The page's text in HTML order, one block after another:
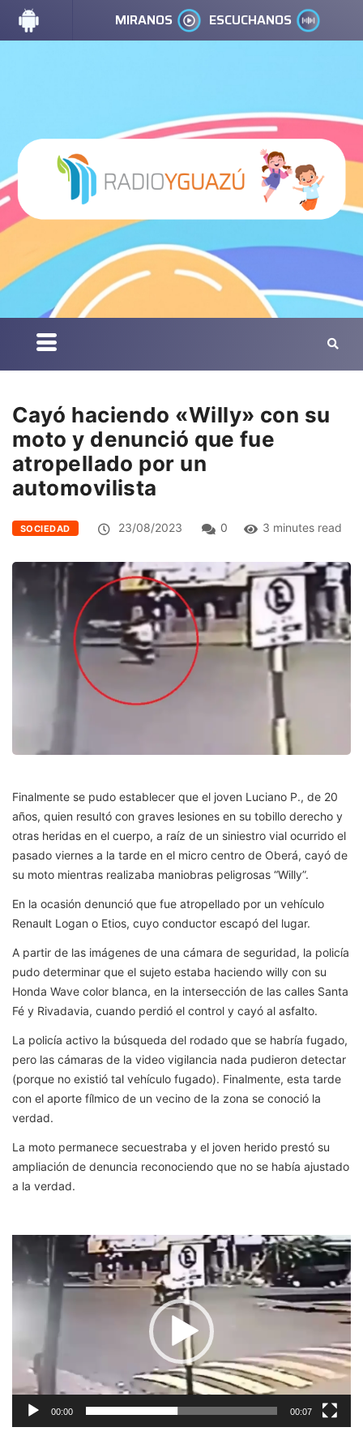
MIRANOS ESCUCHANOS
Cayó haciendo «Willy» con su
moto y denunció que fue
atropellado por un
automovilista
SOCIEDAD 23/08/2023 0 3 minutes read
Finalmente se pudo establecer que el joven Luciano P., de 20
años, quien resultó con graves lesiones en su tobillo derecho y
otras heridas en el cuerpo, a raíz de un siniestro vial ocurrido el
pasado viernes a la tarde en el micro centro de Oberá, cayó de
su moto mientras realizaba maniobras peligrosas “Willy”.
En la ocasión denunció que fue atropellado por un vehículo
Renault Logan o Etios, cuyo conductor escapó del lugar.
A partir de las imágenes de una cámara de seguridad, la policía
pudo determinar que el sujeto estaba haciendo willy con su
Honda Wave color blanca, en la intersección de las calles Santa
Fé y Rivadavia, cuando perdió el control y cayó al asfalto.
La policía activo la búsqueda del rodado que se habría fugado,
pero las cámaras de la video vigilancia nada pudieron detectar
(porque no existió tal vehículo fugado). Finalmente, esta tarde
con el aporte fílmico de un vecino de la zona se conoció la
verdad.
La moto permanece secuestraba y el joven herido prestó su
ampliación de denuncia reconociendo que no se había ajustado
a la verdad.
Reproductor
vídeo
00:00 00:07